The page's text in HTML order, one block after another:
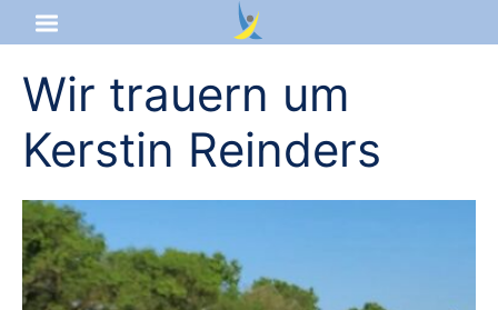
Startseite
Aktuelles
Das sind wir
Lernangebot
Wir trauern um
Kerstin Reinders